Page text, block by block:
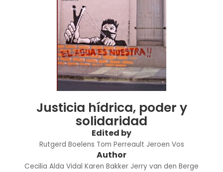
Justicia hídrica, poder y
solidaridad
Edited by
Rutgerd Boelens Tom Perreault Jeroen Vos
Author
Cecilia Alda Vidal Karen Bakker Jerry van den Berge